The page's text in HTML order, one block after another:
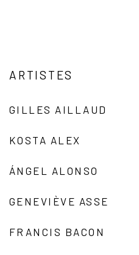
ARTISTES
GILLES AILLAUD
KOSTA ALEX
ÁNGEL ALONSO
GENEVIÈVE ASSE
FRANCIS BACON